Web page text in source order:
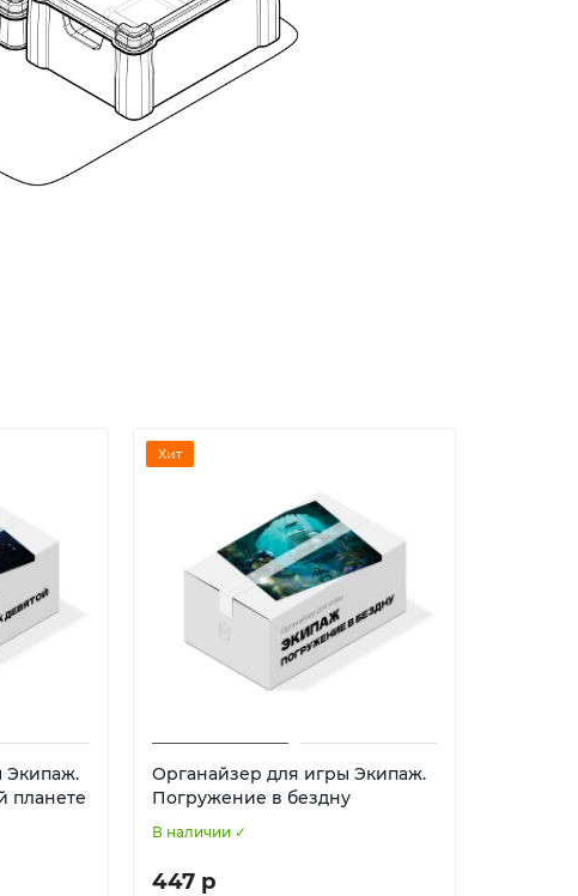
Экипаж.
планете
Хит
Органайзер для игры Экипаж.
Погружение в бездну
В наличии ✓
447 р